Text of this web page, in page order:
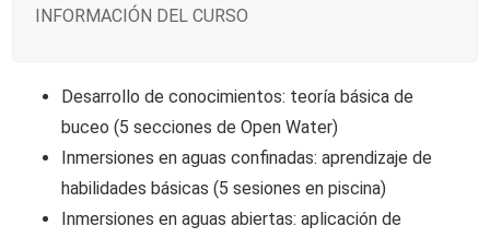
INFORMACIÓN DEL CURSO
Desarrollo de conocimientos: teoría básica de
buceo (5 secciones de Open Water)
Inmersiones en aguas confinadas: aprendizaje de
habilidades básicas (5 sesiones en piscina)
Inmersiones en aguas abiertas: aplicación de